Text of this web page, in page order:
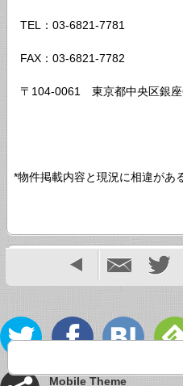
TEL：03-6821-7781
FAX：03-6821-7782
〒104-0061 東京都中央区銀
*物件掲載内容と現況に相違があ
Mobile Theme